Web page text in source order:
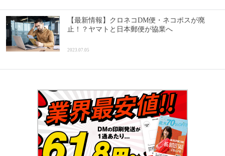
【最新情報】クロネコDM便・ネコポスが廃
止！？ヤマトと日本郵便が協業へ
2023.07.05